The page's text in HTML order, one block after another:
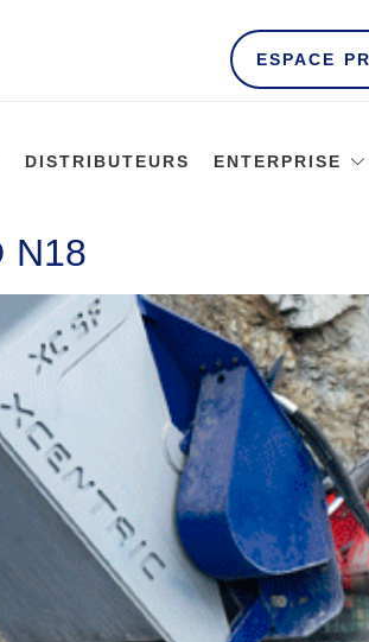
ESPACE
DISTRIBUTEURS ENTERPRISE
N18